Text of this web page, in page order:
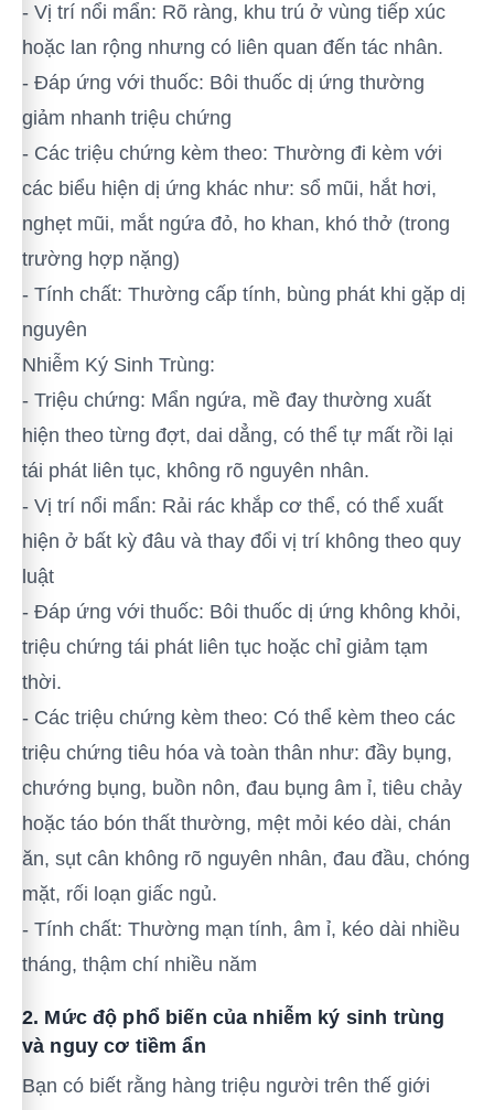
- Vị trí nổi mẩn: Rõ ràng, khu trú ở vùng tiếp xúc
hoặc lan rộng nhưng có liên quan đến tác nhân.
- Đáp ứng với thuốc: Bôi thuốc dị ứng thường
giảm nhanh triệu chứng
- Các triệu chứng kèm theo: Thường đi kèm với
các biểu hiện dị ứng khác như: sổ mũi, hắt hơi,
nghẹt mũi, mắt ngứa đỏ, ho khan, khó thở (trong
trường hợp nặng)
- Tính chất: Thường cấp tính, bùng phát khi gặp dị
nguyên
Nhiễm Ký Sinh Trùng:
- Triệu chứng: Mẩn ngứa, mề đay thường xuất
hiện theo từng đợt, dai dẳng, có thể tự mất rồi lại
tái phát liên tục, không rõ nguyên nhân.
- Vị trí nổi mẩn: Rải rác khắp cơ thể, có thể xuất
hiện ở bất kỳ đâu và thay đổi vị trí không theo quy
luật
- Đáp ứng với thuốc: Bôi thuốc dị ứng không khỏi,
triệu chứng tái phát liên tục hoặc chỉ giảm tạm
thời.
- Các triệu chứng kèm theo: Có thể kèm theo các
triệu chứng tiêu hóa và toàn thân như: đầy bụng,
chướng bụng, buồn nôn, đau bụng âm ỉ, tiêu chảy
hoặc táo bón thất thường, mệt mỏi kéo dài, chán
ăn, sụt cân không rõ nguyên nhân, đau đầu, chóng
mặt, rối loạn giấc ngủ.
- Tính chất: Thường mạn tính, âm ỉ, kéo dài nhiều
tháng, thậm chí nhiều năm
2. Mức độ phổ biến của nhiễm ký sinh trùng
và nguy cơ tiềm ẩn
Bạn có biết rằng hàng triệu người trên thế giới